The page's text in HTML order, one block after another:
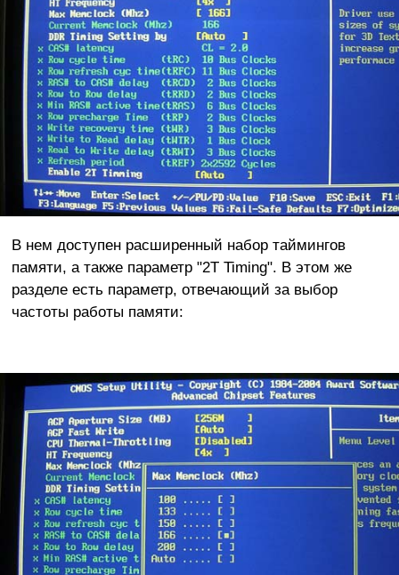
В нем доступен расширенный набор таймингов
памяти, а также параметр "2T Timing". В этом же
разделе есть параметр, отвечающий за выбор
частоты работы памяти: